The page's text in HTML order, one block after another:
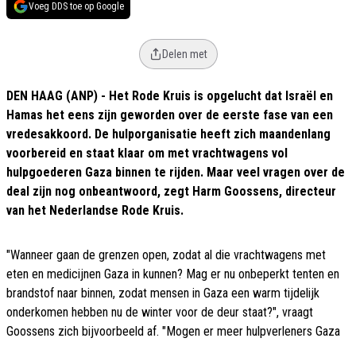
Voeg DDS toe op Google
Delen met
DEN HAAG (ANP) - Het Rode Kruis is opgelucht dat Israël en
Hamas het eens zijn geworden over de eerste fase van een
vredesakkoord. De hulporganisatie heeft zich maandenlang
voorbereid en staat klaar om met vrachtwagens vol
hulpgoederen Gaza binnen te rijden. Maar veel vragen over de
deal zijn nog onbeantwoord, zegt Harm Goossens, directeur
van het Nederlandse Rode Kruis.
"Wanneer gaan de grenzen open, zodat al die vrachtwagens met
eten en medicijnen Gaza in kunnen? Mag er nu onbeperkt tenten en
brandstof naar binnen, zodat mensen in Gaza een warm tijdelijk
onderkomen hebben nu de winter voor de deur staat?", vraagt
Goossens zich bijvoorbeeld af. "Mogen er meer hulpverleners Gaza